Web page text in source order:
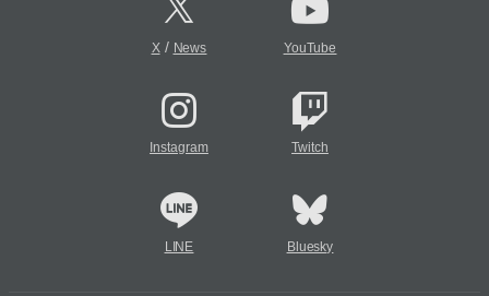
X/ News YouTube
Instagram Twitch
LINE Bluesky